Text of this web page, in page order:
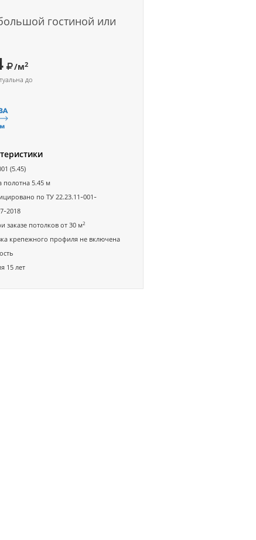
гостиной или
/м2
до
(5.45)
5.45 м
по ТУ 22.23.11-001-
2018
заказе потолков от 30 м2
крепежного профиля не включена
15 лет